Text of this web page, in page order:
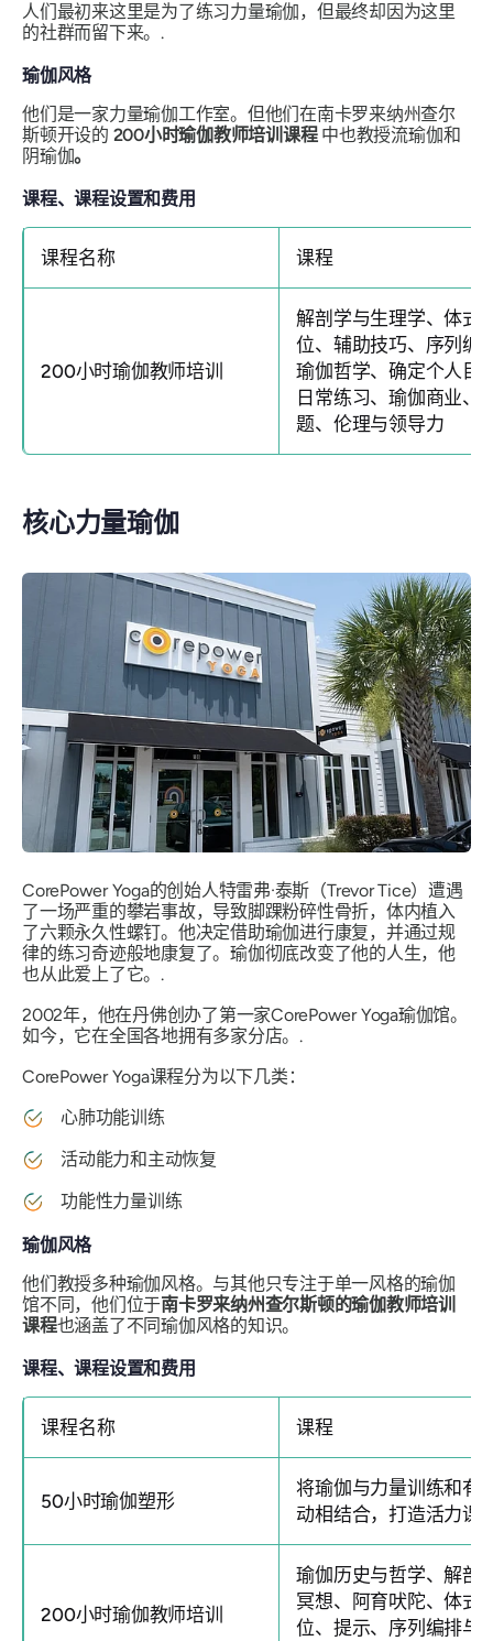
人们最初来这里是为了练习力量瑜伽，但最终却因为这里
的社群而留下来。.
瑜伽风格
他们是一家力量瑜伽工作室。但他们在南卡罗来纳州查尔
斯顿开设的 200小时瑜伽教师培训课程 中也教授流瑜伽和
阴瑜伽。
课程、课程设置和费用
课程名称 课程
200小时瑜伽教师培训
解剖学与生理学、体式
位、辅助技巧、序列编
瑜伽哲学、确定个人目
日常练习、瑜伽商业、
题、伦理与领导力
核心力量瑜伽
CorePower Yoga的创始人特雷弗·泰斯（Trevor Tice）遭遇
了一场严重的攀岩事故，导致脚踝粉碎性骨折，体内植入
了六颗永久性螺钉。他决定借助瑜伽进行康复，并通过规
律的练习奇迹般地康复了。瑜伽彻底改变了他的人生，他
也从此爱上了它。.
2002年，他在丹佛创办了第一家CorePower Yoga瑜伽馆。
如今，它在全国各地拥有多家分店。.
CorePower Yoga课程分为以下几类：
心肺功能训练
活动能力和主动恢复
功能性力量训练
瑜伽风格
他们教授多种瑜伽风格。与其他只专注于单一风格的瑜伽
馆不同，他们位于南卡罗来纳州查尔斯顿的瑜伽教师培训
课程也涵盖了不同瑜伽风格的知识。
课程、课程设置和费用
课程名称 课程
50小时瑜伽塑形
将瑜伽与力量训练和有
动相结合，打造活力课
200小时瑜伽教师培训
瑜伽历史与哲学、解剖
冥想、阿育吠陀、体式
位、提示、序列编排与